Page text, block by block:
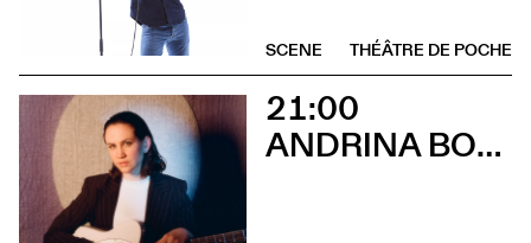
THÉÂTRE DE POCHE
SCENE
21:00
ANDRINA BOLLINGER